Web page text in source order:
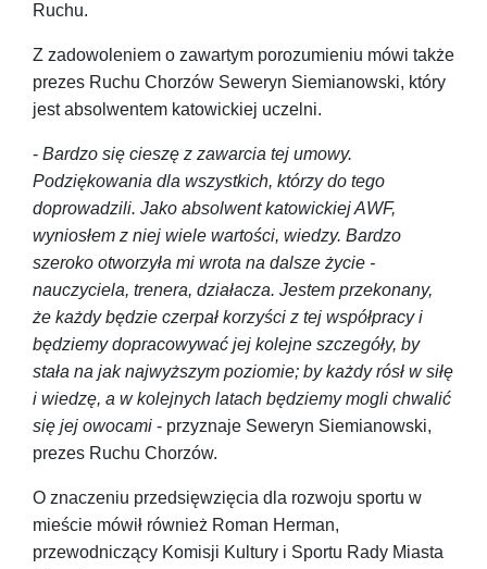
Ruchu.
Z zadowoleniem o zawartym porozumieniu mówi także
prezes Ruchu Chorzów Seweryn Siemianowski, który
jest absolwentem katowickiej uczelni.
- Bardzo się cieszę z zawarcia tej umowy.
Podziękowania dla wszystkich, którzy do tego
doprowadzili. Jako absolwent katowickiej AWF,
wyniosłem z niej wiele wartości, wiedzy. Bardzo
szeroko otworzyła mi wrota na dalsze życie -
nauczyciela, trenera, działacza. Jestem przekonany,
że każdy będzie czerpał korzyści z tej współpracy i
będziemy dopracowywać jej kolejne szczegóły, by
stała na jak najwyższym poziomie; by każdy rósł w siłę
i wiedzę, a w kolejnych latach będziemy mogli chwalić
się jej owocami - przyznaje Seweryn Siemianowski,
prezes Ruchu Chorzów.
O znaczeniu przedsięwzięcia dla rozwoju sportu w
mieście mówił również Roman Herman,
przewodniczący Komisji Kultury i Sportu Rady Miasta